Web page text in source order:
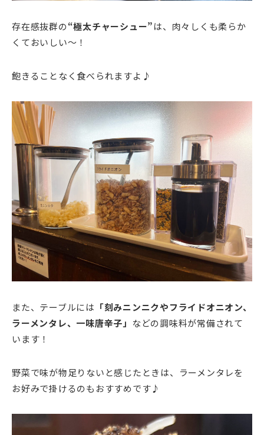
存在感抜群の“極太チャーシュー”は、肉々しくも柔らか
くておいしい～！
飽きることなく食べられますよ♪
また、テーブルには 「刻みニンニクやフライドオニオン、
ラーメンタレ、一味唐辛子」 などの調味料が常備されて
います！
野菜で味が物足りないと感じたときは、ラーメンタレを
お好みで掛けるのもおすすめです♪
動
画